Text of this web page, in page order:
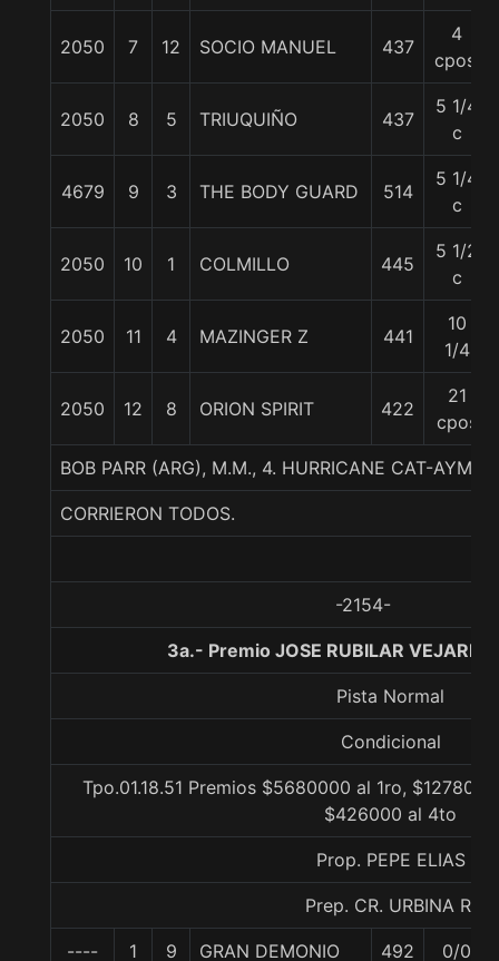
2050 7 12 SOCIO MANUEL 437
4
cpos.
2050 8 5 TRIUQUIÑO 437
5 1/4
c
4679 9 3 THE BODY GUARD 514
5 1/4
c
2050 10 1 COLMILLO 445
5 1/2
c
2050 11 4 MAZINGER Z 441
10
1/4
2050 12 8 ORION SPIRIT 422
21
cpos
BOB PARR (ARG), M.M., 4. HURRICANE CAT-
CORRIERON TODOS.
-2154-
3a.- Premio JOSE RUBILAR
Pista Normal
Condicional
Tpo.01.18.51 Premios $5680000 al 1ro,
$426000 al 4to
Prop. PEPE ELIAS
Prep. CR. URBINA R.
---- 1 9 GRAN DEMONIO 492 0/0